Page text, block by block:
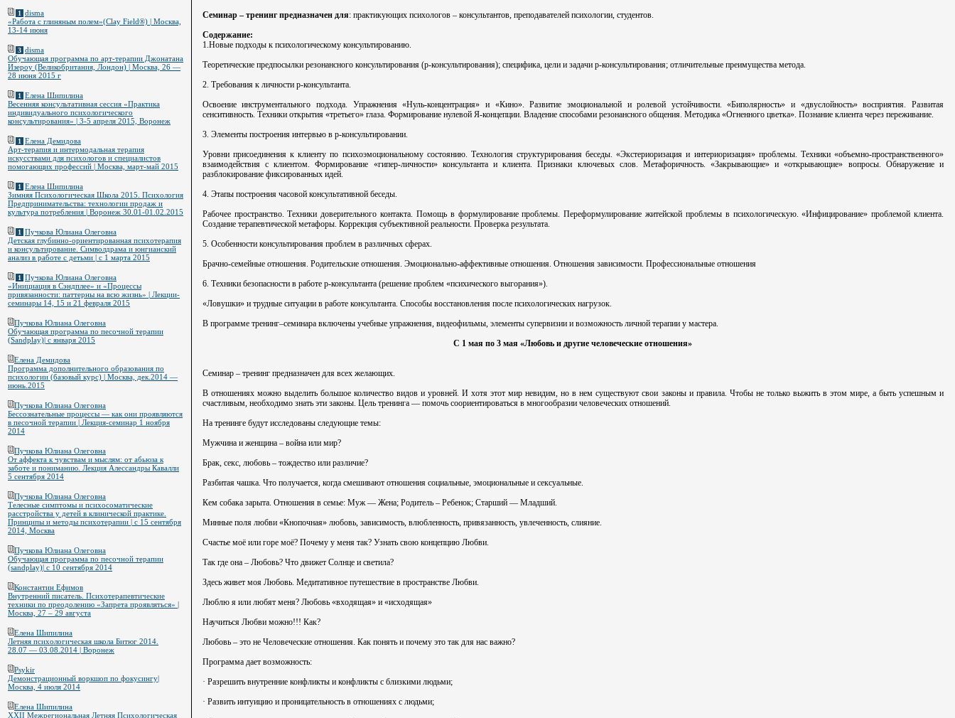
Семинар – тренинг предназначен для: практикующих психологов – консультантов, преподавателей психологии, студентов.
Содержание:
1.Новые подходы к психологическому консультированию.
Теоретические предпосылки резонансного консультирования (р-консультирования); специфика, цели и задачи р-консультирования; отличительные преимущества метода.
2. Требования к личности р-консультанта.
Освоение инструментального подхода. Упражнения «Нуль-концентрация» и «Кино». Развитие эмоциональной и ролевой устойчивости. «Биполярность» и «двуслойность» восприятия. Развитая
сенситивность. Техники открытия «третьего» глаза. Формирование нулевой Я-концепции. Владение способами резонансного общения. Методика «Огненного цветка». Познание клиента через переживание.
3. Элементы построения интервью в р-консультировании.
Уровни присоединения к клиенту по психоэмоциональному состоянию. Технология структурирования беседы. «Экстериоризация и интериоризация» проблемы. Техники «объемно-пространственного»
взаимодействия с клиентом. Формирование «гипер-личности» консультанта и клиента. Признаки ключевых слов. Метафоричность. «Закрывающие» и «открывающие» вопросы. Обнаружение и
разблокирование фиксированных идей.
4. Этапы построения часовой консультативной беседы.
Рабочее пространство. Техники доверительного контакта. Помощь в формулирование проблемы. Переформулирование житейской проблемы в психологическую. «Инфицирование» проблемой клиента.
Создание терапевтической метафоры. Коррекция субъективной реальности. Проверка результата.
5. Особенности консультирования проблем в различных сферах.
Брачно-семейные отношения. Родительские отношения. Эмоционально-аффективные отношения. Отношения зависимости. Профессиональные отношения
6. Техники безопасности в работе р-консультанта (решение проблем «психического выгорания»).
«Ловушки» и трудные ситуации в работе консультанта. Способы восстановления после психологических нагрузок.
В программе тренинг–семинара включены учебные упражнения, видеофильмы, элементы супервизии и возможность личной терапии у мастера.
С 1 мая по 3 мая «Любовь и другие человеческие отношения»
Семинар – тренинг предназначен для всех желающих.
В отношениях можно выделить большое количество видов и уровней. И хотя этот мир невидим, но в нем существуют свои законы и правила. Чтобы не только выжить в этом мире, а быть успешным и
счастливым, необходимо знать эти законы. Цель тренинга — помочь соориентироваться в многообразии человеческих отношений.
На тренинге будут исследованы следующие темы:
Мужчина и женщина – война или мир?
Брак, секс, любовь – тождество или различие?
Разбитая чашка. Что получается, когда смешивают отношения социальные, эмоциональные и сексуальные.
Кем собака зарыта. Отношения в семье: Муж — Жена; Родитель – Ребенок; Старший — Младший.
Минные поля любви «Кнопочная» любовь, зависимость, влюбленность, привязанность, увлеченность, слияние.
Счастье моё или горе моё? Почему у меня так? Узнать свою концепцию Любви.
Так где она – Любовь? Что движет Солнце и светила?
Здесь живет моя Любовь. Медитативное путешествие в пространстве Любви.
Люблю я или любят меня? Любовь «входящая» и «исходящая»
Научиться Любви можно!!! Как?
Любовь – это не Человеческие отношения. Как понять и почему это так для нас важно?
Программа дает возможность:
· Разрешить внутренние конфликты и конфликты с близкими людьми;
· Развить интуицию и проницательность в отношениях с людьми;
1 disma
«Работа с глиняным полем»(Clay Field®) | Москва,
13-14 июня
3 disma
Обучающая программа по арт-терапии Джонатана
Изероу (Великобритания, Лондон) | Москва, 26 —
28 июня 2015 г
1 Елена Шипилина
Весенняя консультативная сессия «Практика
индивидуального психологического
консультирования» | 3-5 апреля 2015, Воронеж
1 Елена Демидова
Арт-терапия и интермодальная терапия
искусствами для психологов и специалистов
помогающих профессий | Москва, март-май 2015
1 Елена Шипилина
Зимняя Психологическая Школа 2015. Психология
Предпринимательства: технологии продаж и
культура потребления | Воронеж 30.01-01.02.2015
1 Пучкова Юлиана Олеговна
Детская глубинно-ориентированная психотерапия
и консультирование. Символдрама и юнгианский
анализ в работе с детьми | c 1 марта 2015
1 Пучкова Юлиана Олеговна
«Инициация в Сэндплее» и «Процессы
привязанности: паттерны на всю жизнь» | Лекции-
семинары 14, 15 и 21 февраля 2015
Пучкова Юлиана Олеговна
Обучающая программа по песочной терапии
(Sandplay)| с января 2015
Елена Демидова
Программа дополнительного образования по
психологии (базовый курс) | Москва, дек.2014 —
июнь.2015
Пучкова Юлиана Олеговна
Бессознательные процессы — как они проявляются
в песочной терапии | Лекция-семинар 1 ноября
2014
Пучкова Юлиана Олеговна
От аффекта к чувствам и мыслям: от абьюза к
заботе и пониманию. Лекция Алессандры Кавалли
5 сентября 2014
Пучкова Юлиана Олеговна
Телесные симптомы и психосоматические
расстройства у детей в клинической практике.
Принципы и методы психотерапии | с 15 сентября
2014, Москва
Пучкова Юлиана Олеговна
Обучающая программа по песочной терапии
(sandplay)| с 10 сентября 2014
Константин Ефимов
Внутренний писатель. Психотерапевтические
техники по преодолению «Запрета проявляться» |
Москва, 27 – 29 августа
Елена Шипилина
Летняя психологическая школа Битюг 2014.
28.07 — 03.08.2014 | Воронеж
Psykir
Демонстрационный воркшоп по фокусингу|
Москва, 4 июля 2014
Елена Шипилина
XXII Межрегиональная Летняя Психологическая